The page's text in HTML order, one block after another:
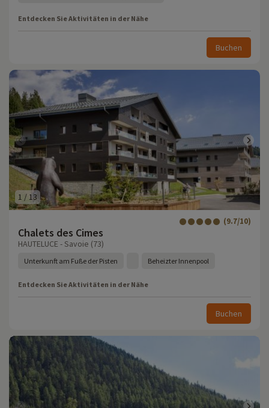
Entdecken Sie Aktivitäten in der Nähe
Buchen
1 /13
Chalets des Cimes
(9.7/10)
HAUTELUCE - Savoie (73)
Unterkunft am Fuße der Pisten Beheizter Innenpool
Entdecken Sie Aktivitäten in der Nähe
Buchen